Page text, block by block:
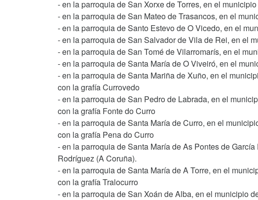
- en la parroquia de San Xorxe de Torres, en el
- en la parroquia de San Mateo de Trasancos, en el
- en la parroquia de Santo Estevo de O Vicedo, en el
- en la parroquia de San Salvador de Vila de Rei, en el
- en la parroquia de San Tomé de Vilarromarís, en el
- en la parroquia de Santa María de O Viveiró, en el
- en la parroquia de Santa Mariña de Xuño, en el
con la grafía Currovedo
- en la parroquia de San Pedro de Labrada, en el
con la grafía Fonte do Curro
- en la parroquia de Santa María de Curro, en el
con la grafía Pena do Curro
- en la parroquia de Santa María de As Pontes de
Rodríguez (A Coruña).
- en la parroquia de Santa María de A Torre, en el
con la grafía Tralocurro
- en la parroquia de San Xoán de Alba, en el municipio